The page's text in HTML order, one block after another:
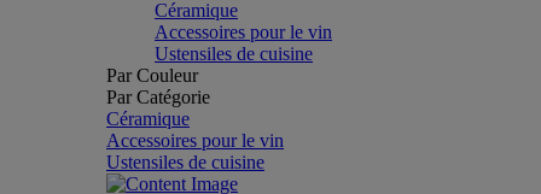
Céramique
Accessoires pour le vin
Ustensiles de cuisine
Par Couleur
Par Catégorie
Céramique
Accessoires pour le vin
Ustensiles de cuisine